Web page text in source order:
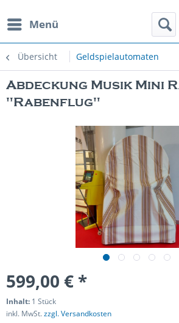
Menü
Übersicht Geldspielautomaten
Spielautomaten
Abdeckung Musik Mini
"Rabenflug"
599,00 € *
Inhalt: 1 Stück
inkl. MwSt.zzgl. Versandkosten